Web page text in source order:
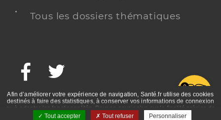
Tous les dossiers thématiques
Facebook
Afin d’améliorer votre expérience de navigation, Santé.fr utilise des cookies
destinés à faire des statistiques, à conserver vos informations de connexion
ou à adapter les fonctionnalités. Pour en savoir plus sur la finalité précise de
ces cookies, nous vous invitons à prendre connaissance de la politique de
Tout accepter Tout refuser Personnaliser